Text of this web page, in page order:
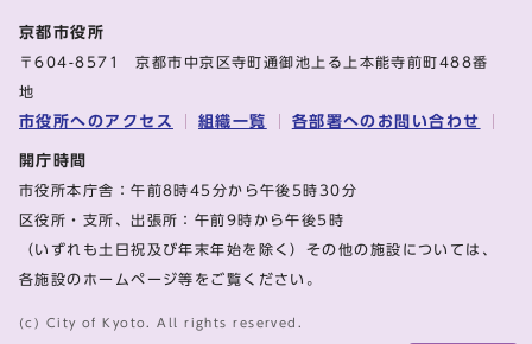
京都市役所
〒604-8571 京都市中京区寺町通御池上る上本能寺前町488番
地
市役所へのアクセス 組織一覧 各部署へのお問い合わせ
開庁時間
市役所本庁舎：午前8時45分から午後5時30分
区役所・支所、出張所：午前9時から午後5時
（いずれも土日祝及び年末年始を除く）その他の施設については、
各施設のホームページ等をご覧ください。
(c) City of Kyoto. All rights reserved.